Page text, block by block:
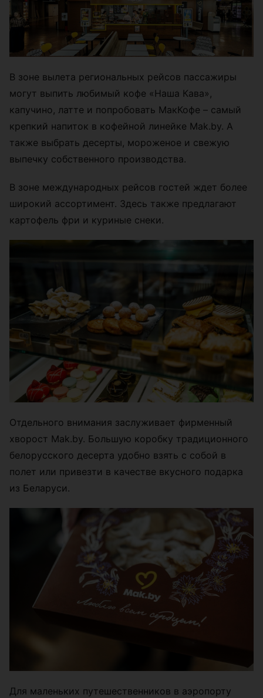
В зоне вылета региональных рейсов пассажиры
могут выпить любимый кофе «Наша Кава»,
капучино, латте и попробовать МакКофе – самый
крепкий напиток в кофейной линейке Mak.by. А
также выбрать десерты, мороженое и свежую
выпечку собственного производства.
В зоне международных рейсов гостей ждет более
широкий ассортимент. Здесь также предлагают
картофель фри и куриные снеки.
Отдельного внимания заслуживает фирменный
хворост Mak.by. Большую коробку традиционного
белорусского десерта удобно взять с собой в
полет или привезти в качестве вкусного подарка
из Беларуси.
Для маленьких путешественников в аэропорту